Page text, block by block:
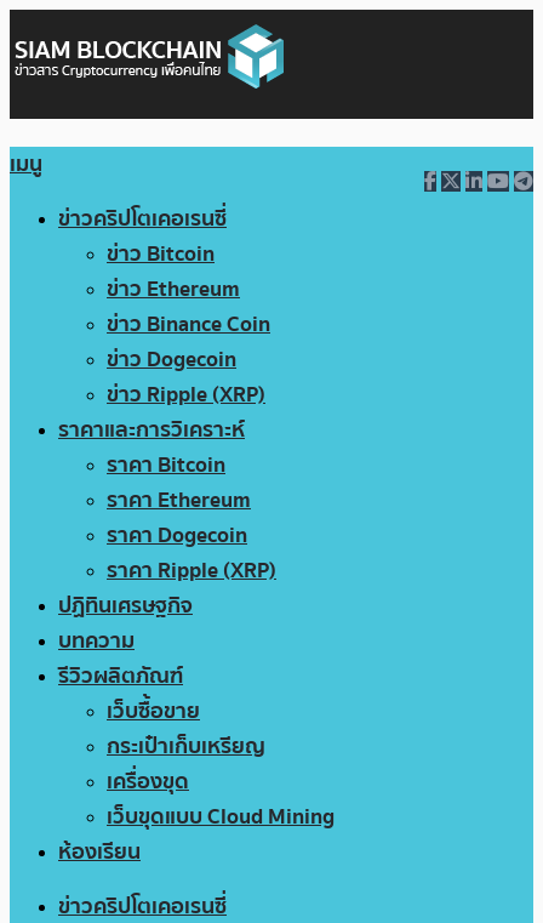
เมนู
ข่าวคริปโตเคอเรนซี่
ข่าว Bitcoin
ข่าว Ethereum
ข่าว Binance Coin
ข่าว Dogecoin
ข่าว Ripple (XRP)
ราคาและการวิเคราะห์
ราคา Bitcoin
ราคา Ethereum
ราคา Dogecoin
ราคา Ripple (XRP)
ปฏิทินเศรษฐกิจ
บทความ
รีวิวผลิตภัณฑ์
เว็บซื้อขาย
กระเป๋าเก็บเหรียญ
เครื่องขุด
เว็บขุดแบบ Cloud Mining
ห้องเรียน
ข่าวคริปโตเคอเรนซี่